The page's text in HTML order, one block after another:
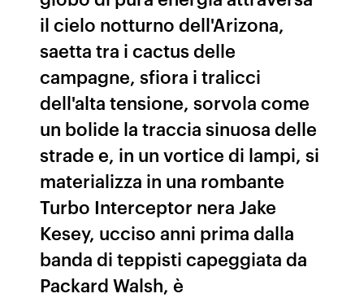
il cielo notturno dell'Arizona,
saetta tra i cactus delle
campagne, sfiora i tralicci
dell'alta tensione, sorvola come
un bolide la traccia sinuosa delle
strade e, in un vortice di lampi, si
materializza in una rombante
Turbo Interceptor nera Jake
Kesey, ucciso anni prima dalla
banda di teppisti capeggiata da
Packard Walsh, è